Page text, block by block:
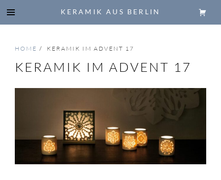
KERAMIK AUS BERLIN
HOME / KERAMIK IM ADVENT 17
KERAMIK IM ADVENT 17